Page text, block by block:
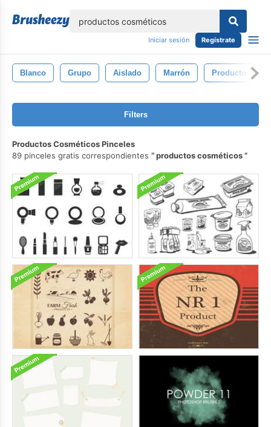
Iniciar sesión Regístrate
Blanco Grupo Aislado Marrón Producto
Filters
Productos Cosméticos Pinceles
89 pinceles gratis correspondientes
productos cosméticos